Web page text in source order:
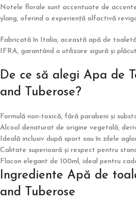
Notele florale sunt accentuate de
ylang, oferind o experiență olfactivă
Fabricată în Italia, această apă de
IFRA, garantând o utilizare sigură și
De ce să alegi Apa de
and Tuberose?
Formulă non-toxică, fără parabeni și
Alcool denaturat de origine vegetală,
Ideală inclusiv după sport sau în zilele
Calitate superioară și respect pentru
Flacon elegant de 100ml, ideal pentru
Ingrediente Apă de
and Tuberose